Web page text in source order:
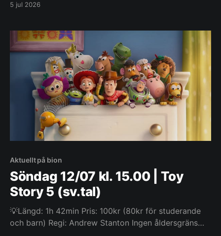
hemmet tvingas Kara Zor-El, även känd som
följeslagare på en episk, interstellär resa fylld av
5 jul 2026
Aktuellt på bion
Söndag 12/07 kl. 15.00 | Toy
Story 5 (sv.tal)
💡Längd: 1h 42min Pris: 100kr (80kr för studerande
och barn) Regi: Andrew Stanton Ingen åldersgräns